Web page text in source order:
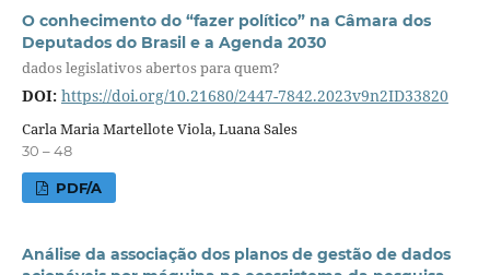
O conhecimento do “fazer político” na Câmara dos
Deputados do Brasil e a Agenda 2030
dados legislativos abertos para quem?
DOI: https://doi.org/10.21680/2447-7842.2023v9n2ID33820
Carla Maria Martellote Viola, Luana Sales
30 – 48
PDF/A
Análise da associação dos planos de gestão de dados